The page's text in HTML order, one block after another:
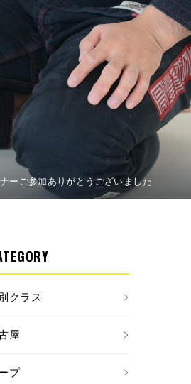
ーご参加ありがとうございました
クラス
屋
プ